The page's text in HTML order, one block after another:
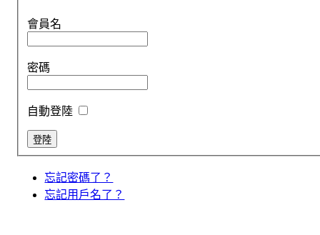
會員名
密碼
自動登陸
忘記密碼了？
忘記用戶名了？